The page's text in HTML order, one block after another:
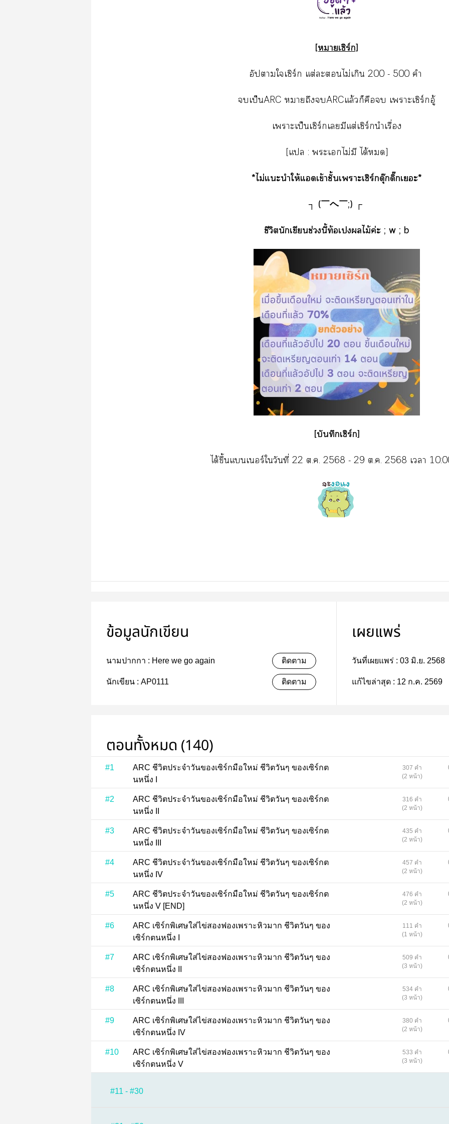
[าเซิร์ก]
อัปาใเซิร์ก แต่ะไม่เกิน 200 - 500 คำ
เป็นARC าถึงARCแล้วก็คือ เาะเซิร์กอู้
เาะเป็นเซิร์กเมีแต่เซิร์กนำเรื่อง
[แ : ะเไม่มี ได้]
*ไม่แะนำให้แเข้าชั้นเาะเซิร์กดุ๊กดิ๊กเะ*
┐ (￣ヘ￣;) ┌
ชีวิตนักเขียนช่วงนี้ท้อเไม้ค่ะ ; w ; b
[บันทึกเซิร์ก]
ได้ขึ้นแเร์ใวันที่ 22 ต.ค. 2568 - 29 ต.ค. 2568 เา
ข้อมูลนักเขียน
นามปากกา : Here we go again ติดตาม
นักเขียน : AP0111 ติดตาม
เผยแพร่
วันที่เผยแพร่ : 03 มิ.ย. 2568
แก้ไขล่าสุด : 12 ก.ค. 2569
ตอนทั้งหมด (140)
#1
ARC ชีวิตประจำวันของเซิร์กมือใหม่ ชีวิตวันๆ ของเซิร์กต
นหนึ่ง I
307 คำ
(2 หน้า)
#2
ARC ชีวิตประจำวันของเซิร์กมือใหม่ ชีวิตวันๆ ของเซิร์กต
นหนึ่ง II
316 คำ
(2 หน้า)
#3
ARC ชีวิตประจำวันของเซิร์กมือใหม่ ชีวิตวันๆ ของเซิร์กต
นหนึ่ง III
435 คำ
(2 หน้า)
#4
ARC ชีวิตประจำวันของเซิร์กมือใหม่ ชีวิตวันๆ ของเซิร์กต
นหนึ่ง IV
457 คำ
(2 หน้า)
#5
ARC ชีวิตประจำวันของเซิร์กมือใหม่ ชีวิตวันๆ ของเซิร์กต
นหนึ่ง V [END]
476 คำ
(2 หน้า)
#6
ARC เซิร์กพิเศษใส่ไข่สองฟองเพราะหิวมาก ชีวิตวันๆ ของ
เซิร์กตนหนึ่ง I
111 คำ
(1 หน้า)
#7
ARC เซิร์กพิเศษใส่ไข่สองฟองเพราะหิวมาก ชีวิตวันๆ ของ
เซิร์กตนหนึ่ง II
509 คำ
(3 หน้า)
#8
ARC เซิร์กพิเศษใส่ไข่สองฟองเพราะหิวมาก ชีวิตวันๆ ของ
เซิร์กตนหนึ่ง III
534 คำ
(3 หน้า)
#9
ARC เซิร์กพิเศษใส่ไข่สองฟองเพราะหิวมาก ชีวิตวันๆ ของ
เซิร์กตนหนึ่ง IV
380 คำ
(2 หน้า)
#10
ARC เซิร์กพิเศษใส่ไข่สองฟองเพราะหิวมาก ชีวิตวันๆ ของ
เซิร์กตนหนึ่ง V
533 คำ
(3 หน้า)
#11 - #30